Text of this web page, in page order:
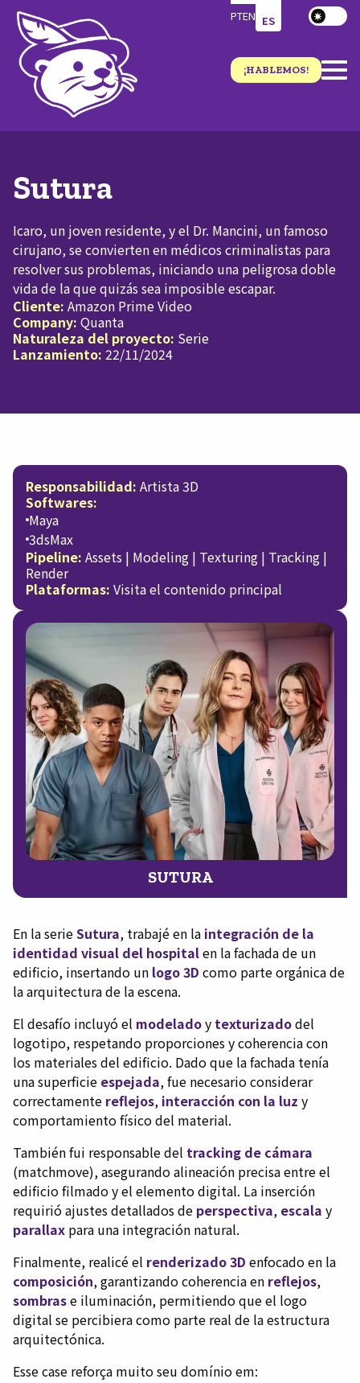
PTEN ES
¡HABLEMOS!
Sutura
Icaro, un joven residente, y el Dr. Mancini, un famoso
cirujano, se convierten en médicos criminalistas para
resolver sus problemas, iniciando una peligrosa doble
vida de la que quizás sea imposible escapar.
Cliente: Amazon Prime Video
Company: Quanta
Naturaleza del proyecto: Serie
Lanzamiento: 22/11/2024
Responsabilidad: Artista 3D
Softwares:
Maya
3dsMax
Pipeline: Assets | Modeling | Texturing | Tracking |
Render
Plataformas: Visita el contenido principal
SUTURA
En la serieSutura, trabajé en la integración de la
identidad visual del hospitalen la fachada de un
edificio, insertando un logo 3D como parte orgánica de
la arquitectura de la escena.
El desafío incluyó el modeladoy texturizadodel
logotipo, respetando proporciones y coherencia con
los materiales del edificio. Dado que la fachada tenía
una superficie espejada, fue necesario considerar
correctamente reflejos, interacción con la luz y
comportamiento físico del material.
También fui responsable del tracking de cámara
(matchmove), asegurando alineación precisa entre el
edificio filmado y el elemento digital. La inserción
requirió ajustes detallados de perspectiva, escala y
parallax para una integración natural.
Finalmente, realicé el renderizado 3D enfocado en la
composición, garantizando coherencia en reflejos,
sombrase iluminación, permitiendo que el logo
digital se percibiera como parte real de la estructura
arquitectónica.
Esse case reforça muito seu domínio em: